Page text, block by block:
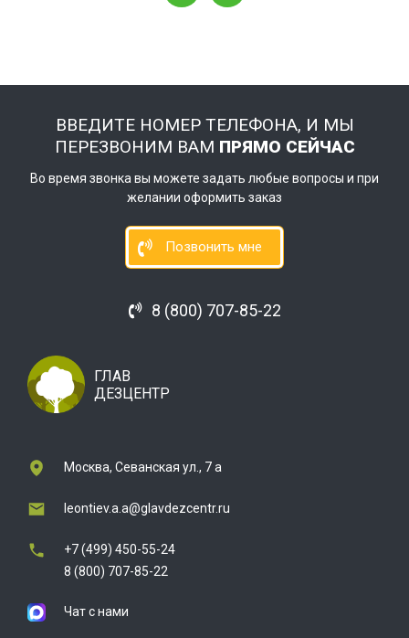
ВВЕДИТЕ НОМЕР ТЕЛЕФОНА, И МЫ
ПЕРЕЗВОНИМ ВАМ ПРЯМО СЕЙЧАС
Во время звонка вы можете задать любые вопросы и при
желании оформить заказ
Позвонить мне
8 (800) 707-85-22
ГЛАВ
ДЕЗЦЕНТР
Москва, Севанская ул., 7 а
leontiev.a.a@glavdezcentr.ru
+7 (499) 450-55-24
8 (800) 707-85-22
Чат с нами